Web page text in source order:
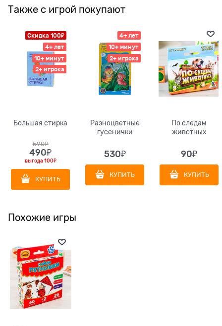
Также с игрой покупают
Скидка 100₽
4+ лет
10+ минут
2+ игрока
Большая стирка
590₽
490₽
выгода 100₽
КУПИТЬ
4+ лет
10+ минут
2+ игрока
Разноцветные
гусенички
530₽
КУПИТЬ
По следам
животных
90₽
КУПИТЬ
Похожие игры